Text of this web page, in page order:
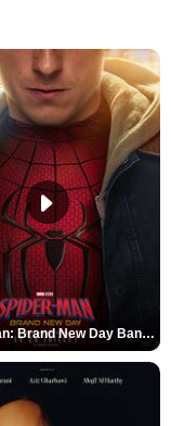
Spider-Man: Brand New Day Bande-annonce VO STFR